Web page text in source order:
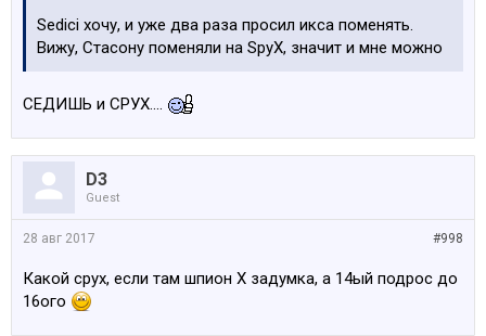
Sedici хочу, и уже два раза просил икса поменять.
Вижу, Стасону поменяли на SpyX, значит и мне можно
СЕДИШЬ и СРУХ....
D3
Guest
#998
28 авг 2017
Какой срух, если там шпион Х задумка, а 14ый подрос до
16ого